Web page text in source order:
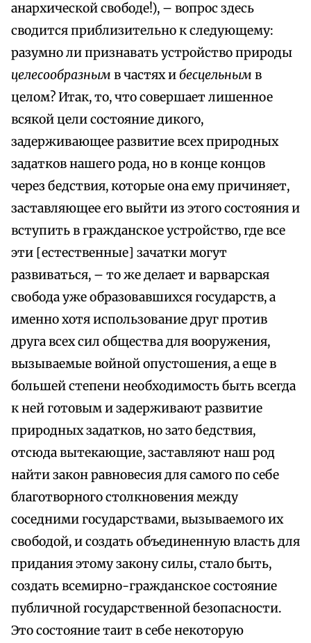
анархической свободе!), – вопрос здесь
сводится приблизительно к следующему:
разумно ли признавать устройство природы
целесообразным в частях ибесцельным в
целом? Итак, то, что совершает лишенное
всякой цели состояние дикого,
задерживающее развитие всех природных
задатков нашего рода, но в конце концов
через бедствия, которые она ему причиняет,
заставляющее его выйти из этого состояния и
вступить в гражданское устройство, где все
эти [естественные] зачатки могут
развиваться, – то же делает и варварская
свобода уже образовавшихся государств, а
именно хотя использование друг против
друга всех сил общества для вооружения,
вызываемые войной опустошения, а еще в
большей степени необходимость быть всегда
к ней готовым и задерживают развитие
природных задатков, но зато бедствия,
отсюда вытекающие, заставляют наш род
найти закон равновесия для самого по себе
благотворного столкновения между
соседними государствами, вызываемого их
свободой, и создать объединенную власть для
придания этому закону силы, стало быть,
создать всемирно-гражданское состояние
публичной государственной безопасности.
Это состояние таит в себе некоторую